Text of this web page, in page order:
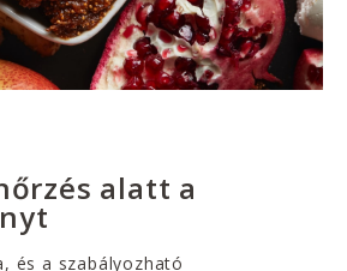
alatt a
és a szabályozható